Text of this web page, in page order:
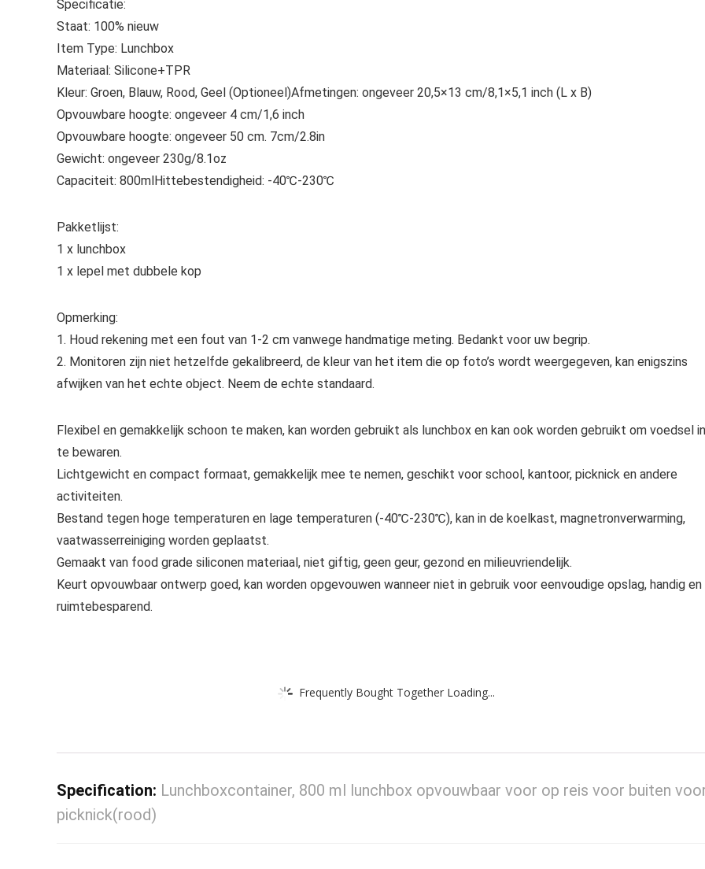
Specificatie:
Staat: 100% nieuw
Item Type: Lunchbox
Materiaal: Silicone+TPR
Kleur: Groen, Blauw, Rood, Geel (Optioneel)Afmetingen: ongeveer 20,5×13 cm/8,1×5,1 inch (L x B)
Opvouwbare hoogte: ongeveer 4 cm/1,6 inch
Opvouwbare hoogte: ongeveer 50 cm. 7cm/2.8in
Gewicht: ongeveer 230g/8.1oz
Capaciteit: 800mlHittebestendigheid: -40℃-230℃
Pakketlijst:
1 x lunchbox
1 x lepel met dubbele kop
Opmerking:
1. Houd rekening met een fout van 1-2 cm vanwege handmatige meting. Bedankt voor uw begrip.
2. Monitoren zijn niet hetzelfde gekalibreerd, de kleur van het item die op foto’s wordt weergegeven, kan enigszins
afwijken van het echte object. Neem de echte standaard.
Flexibel en gemakkelijk schoon te maken, kan worden gebruikt als lunchbox en kan ook worden gebruikt om voedsel in
te bewaren.
Lichtgewicht en compact formaat, gemakkelijk mee te nemen, geschikt voor school, kantoor, picknick en andere
activiteiten.
Bestand tegen hoge temperaturen en lage temperaturen (-40℃-230℃), kan in de koelkast, magnetronverwarming,
vaatwasserreiniging worden geplaatst.
Gemaakt van food grade siliconen materiaal, niet giftig, geen geur, gezond en milieuvriendelijk.
Keurt opvouwbaar ontwerp goed, kan worden opgevouwen wanneer niet in gebruik voor eenvoudige opslag, handig en
ruimtebesparend.
Frequently Bought Together Loading...
Specification: Lunchboxcontainer, 800 ml lunchbox opvouwbaar voor op reis voor buiten
picknick(rood)